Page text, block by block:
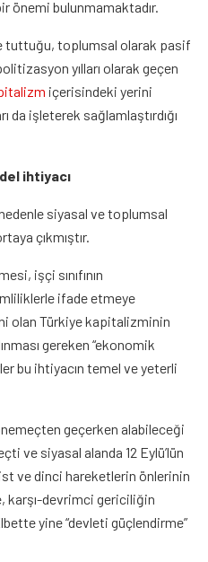
önemi bulunmamaktadır.
tuttuğu, toplumsal olarak pasif
yılları olarak geçen
içerisindeki yerini
da işleterek sağlamlaştırdığı
ihtiyacı
siyasal ve toplumsal
çıkmıştır.
işçi sınıfının
ifade etmeye
olan Türkiye kapitalizminin
gereken “ekonomik
bu ihtiyacın temel ve yeterli
geçerken alabileceği
ve siyasal alanda 12 Eylü’lün
ve dinci hareketlerin önlerinin
karşı-devrimci gericiliğin
yine “devleti güçlendirme”